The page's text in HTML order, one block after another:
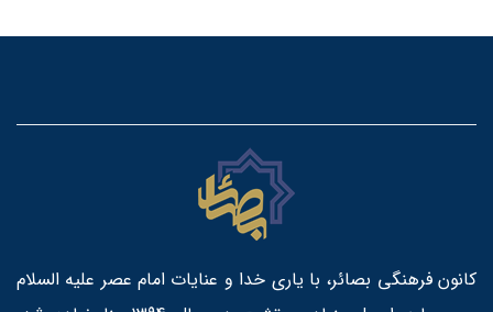
کانون فرهنگی بصائر، با یاری خدا و عنایات امام عصر علیه السلام